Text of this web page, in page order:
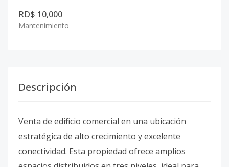
RD$ 10,000
Mantenimiento
Descripción
Venta de edificio comercial en una ubicación
estratégica de alto crecimiento y excelente
conectividad. Esta propiedad ofrece amplios